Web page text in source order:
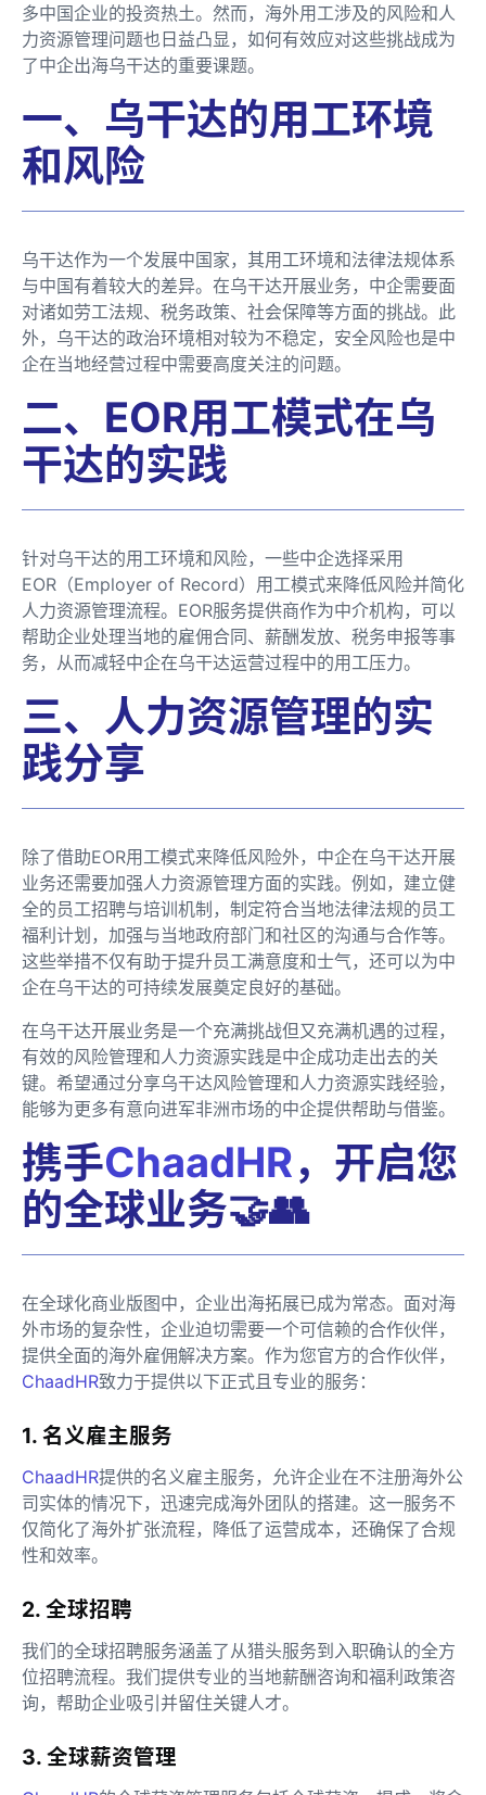
多中国企业的投资热土。然而，海外用工涉及的风险和人
力资源管理问题也日益凸显，如何有效应对这些挑战成为
了中企出海乌干达的重要课题。
一、乌干达的用工环境
和风险
乌干达作为一个发展中国家，其用工环境和法律法规体系
与中国有着较大的差异。在乌干达开展业务，中企需要面
对诸如劳工法规、税务政策、社会保障等方面的挑战。此
外，乌干达的政治环境相对较为不稳定，安全风险也是中
企在当地经营过程中需要高度关注的问题。
二、EOR用工模式在乌
干达的实践
针对乌干达的用工环境和风险，一些中企选择采用
EOR（Employer of Record）用工模式来降低风险并简化
人力资源管理流程。EOR服务提供商作为中介机构，可以
帮助企业处理当地的雇佣合同、薪酬发放、税务申报等事
务，从而减轻中企在乌干达运营过程中的用工压力。
三、人力资源管理的实
践分享
除了借助EOR用工模式来降低风险外，中企在乌干达开展
业务还需要加强人力资源管理方面的实践。例如，建立健
全的员工招聘与培训机制，制定符合当地法律法规的员工
福利计划，加强与当地政府部门和社区的沟通与合作等。
这些举措不仅有助于提升员工满意度和士气，还可以为中
企在乌干达的可持续发展奠定良好的基础。
在乌干达开展业务是一个充满挑战但又充满机遇的过程，
有效的风险管理和人力资源实践是中企成功走出去的关
键。希望通过分享乌干达风险管理和人力资源实践经验，
能够为更多有意向进军非洲市场的中企提供帮助与借鉴。
携手ChaadHR，开启您
的全球业务🤝👥
在全球化商业版图中，企业出海拓展已成为常态。面对海
外市场的复杂性，企业迫切需要一个可信赖的合作伙伴，
提供全面的海外雇佣解决方案。作为您官方的合作伙伴，
ChaadHR致力于提供以下正式且专业的服务：
1. 名义雇主服务
ChaadHR提供的名义雇主服务，允许企业在不注册海外公
司实体的情况下，迅速完成海外团队的搭建。这一服务不
仅简化了海外扩张流程，降低了运营成本，还确保了合规
性和效率。
2. 全球招聘
我们的全球招聘服务涵盖了从猎头服务到入职确认的全方
位招聘流程。我们提供专业的当地薪酬咨询和福利政策咨
询，帮助企业吸引并留住关键人才。
3. 全球薪资管理